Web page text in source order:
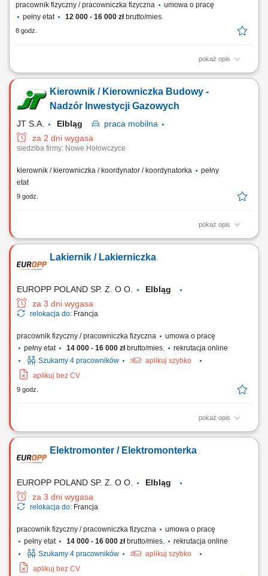
pracownik fizyczny / pracowniczka fizyczna
umowa o pracę
pełny etat
12 000 - 16 000 złbrutto/mies.
8 godz.
pokaż opis
Malowanie ścian, sufitów oraz elewacji budynków. Tapetowanie i
Wykonywanie prac elewacyjnych i ociepleń w technologii ETICS. Praca
zgodnie z dokumentacją techniczną oraz standardami jakości.
Kierownik / Kierowniczka Budowy -
Nadzór Inwestycji Gazowych
JT S.A. Elbląg praca mobilna
za 2 dni wygasa
siedziba firmy: Nowe Hołowczyce
kierownik / kierowniczka / koordynator / koordynatorka
pełny
etat
9 godz.
pokaż opis
Miejsce pracy: budowy na terenie całego kraju Opis stanowiska
gazociągi wysokiego ciśnienia oraz stacje i tłocznie gazowe, Bieżący
nadzór nad pracami budowlanymi i dokumentacją kontraktową,
Lakiernik / Lakierniczka
EUROPP POLAND SP. Z. O O.
Elbląg
za 3 dni wygasa
relokacja do: Francja
pracownik fizyczny / pracowniczka fizyczna
umowa o pracę
pełny etat
14 000 - 16 000 złbrutto/mies.
rekrutacja online
Szukamy 4 pracowników
aplikuj szybko
aplikuj bez CV
9 godz.
pokaż opis
Zadania Wykonywanie prac lakierniczych w specjalistycznej kabinie na
lakierowaniem: czyszczenie, odtłuszczanie, szlifowanie oraz oklejanie
powierzchni; Przygotowywanie mieszanek lakierniczych według
Elektromonter / Elektromonterka
EUROPP POLAND SP. Z. O O.
Elbląg
za 3 dni wygasa
relokacja do: Francja
pracownik fizyczny / pracowniczka fizyczna
umowa o pracę
pełny etat
14 000 - 16 000 złbrutto/mies.
rekrutacja online
Szukamy 4 pracowników
aplikuj szybko
aplikuj bez CV